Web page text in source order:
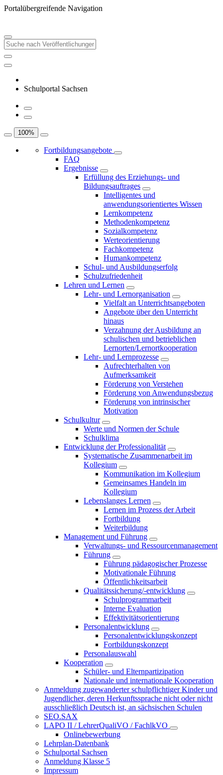
Portalübergreifende Navigation
Schulportal Sachsen
100%
Fortbildungsangebote
FAQ
Ergebnisse
Erfüllung des Erziehungs- und
Bildungsauftrages
Intelligentes und
anwendungsorientiertes Wissen
Lernkompetenz
Methodenkompetenz
Sozialkompetenz
Werteorientierung
Fachkompetenz
Humankompetenz
Schul- und Ausbildungserfolg
Schulzufriedenheit
Lehren und Lernen
Lehr- und Lernorganisation
Vielfalt an Unterrichtsangeboten
Angebote über den Unterricht
hinaus
Verzahnung der Ausbildung an
schulischen und betrieblichen
Lernorten/Lernortkooperation
Lehr- und Lernprozesse
Aufrechterhalten von
Aufmerksamkeit
Förderung von Verstehen
Förderung von Anwendungsbezug
Förderung von intrinsischer
Motivation
Schulkultur
Werte und Normen der Schule
Schulklima
Entwicklung der Professionalität
Systematische Zusammenarbeit im
Kollegium
Kommunikation im Kollegium
Gemeinsames Handeln im
Kollegium
Lebenslanges Lernen
Lernen im Prozess der Arbeit
Fortbildung
Weiterbildung
Management und Führung
Verwaltungs- und Ressourcenmanagement
Führung
Führung pädagogischer Prozesse
Motivationale Führung
Öffentlichkeitsarbeit
Qualitätssicherung/-entwicklung
Schulprogrammarbeit
Interne Evaluation
Effektivitätsorientierung
Personalentwicklung
Personalentwicklungskonzept
Fortbildungskonzept
Personalauswahl
Kooperation
Schüler- und Elternpartizipation
Nationale und internationale Kooperation
Anmeldung zugewanderter schulpflichtiger Kinder und
Jugendlicher, deren Herkunftssprache nicht oder nicht
ausschließlich Deutsch ist, an sächsischen Schulen
SEO.SAX
LAPO II / LehrerQualiVO / FachlkVO
Onlinebewerbung
Lehrplan-Datenbank
Schulportal Sachsen
Anmeldung Klasse 5
Impressum